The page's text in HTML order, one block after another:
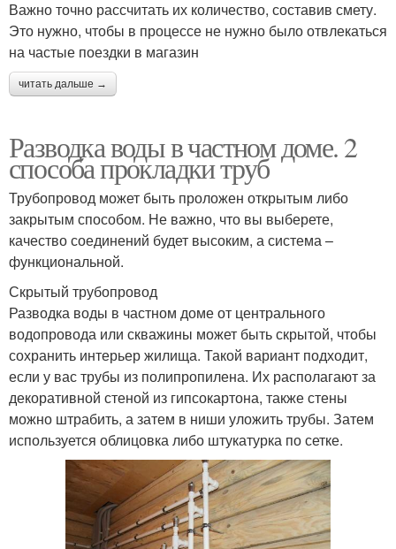
Важно точно рассчитать их количество, составив смету.
Это нужно, чтобы в процессе не нужно было отвлекаться
на частые поездки в магазин
читать дальше →
Разводка воды в частном доме. 2
способа прокладки труб
Трубопровод может быть проложен открытым либо
закрытым способом. Не важно, что вы выберете,
качество соединений будет высоким, а система –
функциональной.
Скрытый трубопровод
Разводка воды в частном доме от центрального
водопровода или скважины может быть скрытой, чтобы
сохранить интерьер жилища. Такой вариант подходит,
если у вас трубы из полипропилена. Их располагают за
декоративной стеной из гипсокартона, также стены
можно штрабить, а затем в ниши уложить трубы. Затем
используется облицовка либо штукатурка по сетке.